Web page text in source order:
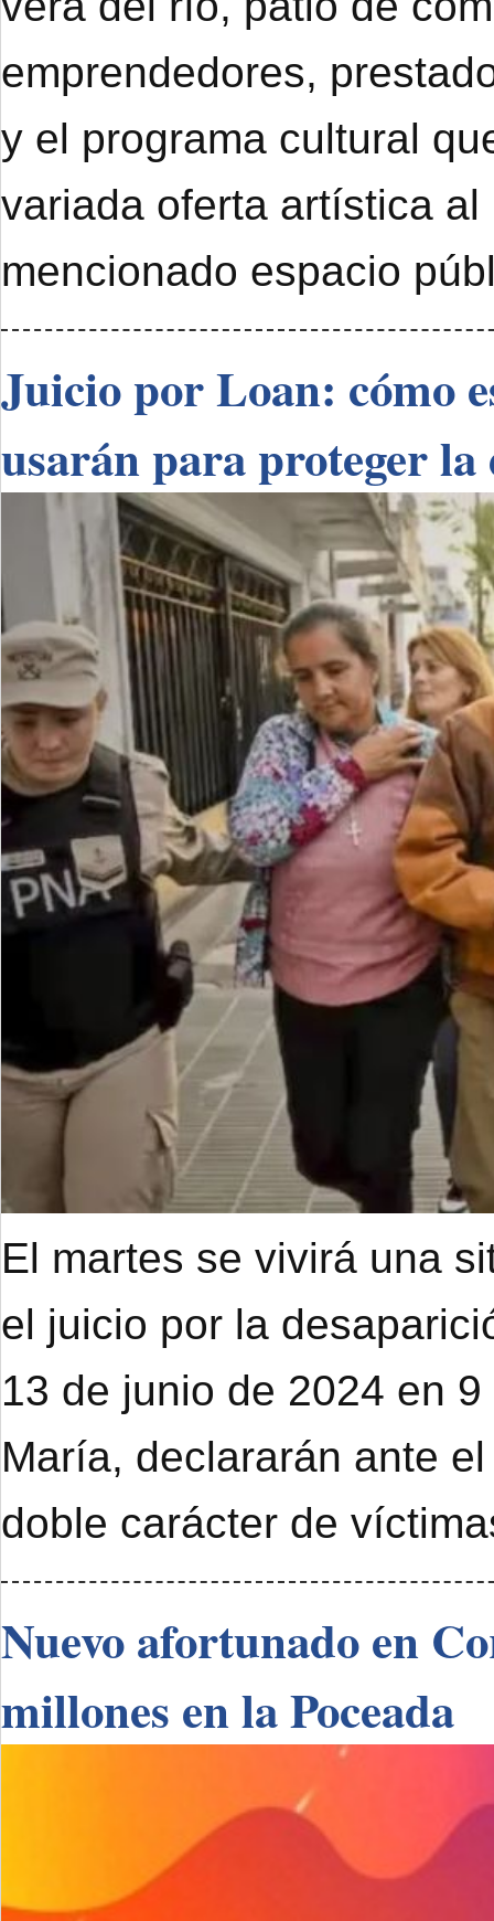
emprendedores,
y el programa cultural
variada oferta artística
mencionado espacio
Juicio por Loan: cómo
usarán para proteger
El martes se vivirá una
el juicio por la
13 de junio de 2024 en
María, declararán ante
doble carácter de
Nuevo afortunado en
millones en la Poceada